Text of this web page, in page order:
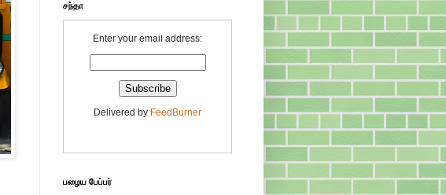
சந்தா
Enter your email address:
Delivered by FeedBurner
பழைய பேப்பர்